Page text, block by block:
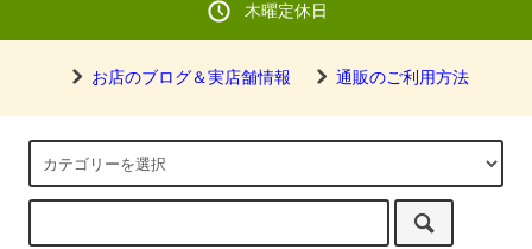
木曜定休日
お店のブログ＆実店舗情報 通販のご利用方法